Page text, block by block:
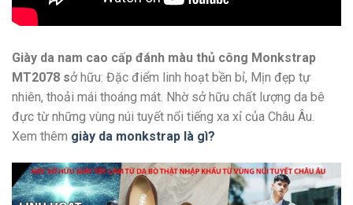
Giày da nam cao cấp đánh màu thủ công Monkstrap
MT2078 sở hữu: Đặc điểm linh hoạt bền bỉ, Mịn đẹp tự
nhiên, thoải mái thoáng mát. Nhờ sở hữu chất lượng da bê
đực từ những vùng núi tuyết nổi tiếng xa xỉ của Châu Âu.
Xem thêm giày da monkstrap là gì?